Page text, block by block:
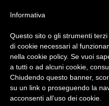
Politica
Informativa
Questo sito o gli strumenti
di cookie necessari al
nella cookie policy. Se vuoi
a tutti o ad alcuni cookie,
Chiudendo questo banner,
su un link o proseguendo la
acconsenti all’uso dei cookie.